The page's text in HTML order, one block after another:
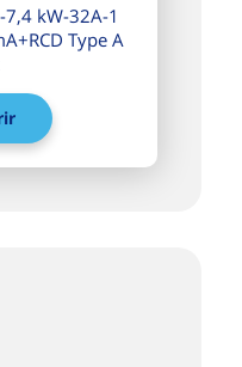
7,4 kW-32A-1
Type A